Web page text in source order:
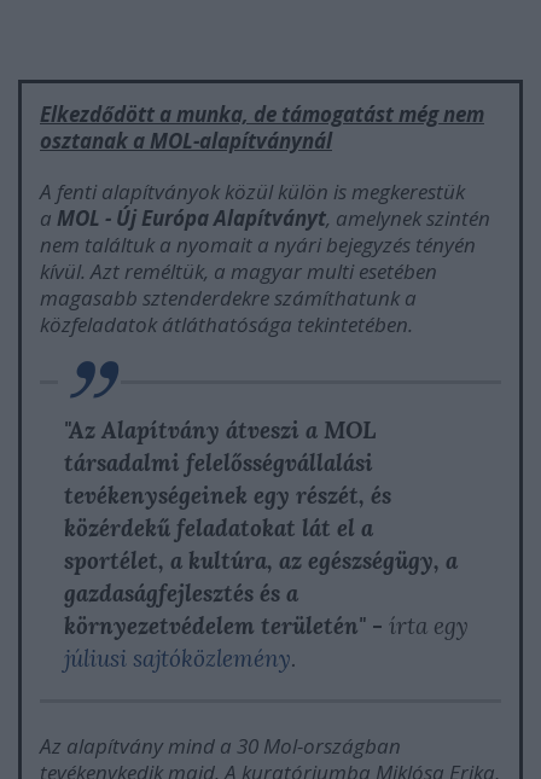
Elkezdődött a munka, de támogatást még nem
osztanak a MOL-alapítványnál
A fenti alapítványok közül külön is megkerestük
a MOL - Új Európa Alapítványt, amelynek szintén
nem találtuk a nyomait a nyári bejegyzés tényén
kívül. Azt reméltük, a magyar multi esetében
magasabb sztenderdekre számíthatunk a
közfeladatok átláthatósága tekintetében.
"Az Alapítvány átveszi a MOL
társadalmi felelősségvállalási
tevékenységeinek egy részét, és
közérdekű feladatokat lát el a
sportélet, a kultúra, az egészségügy, a
gazdaságfejlesztés és a
környezetvédelem területén" - írta egy
júliusi sajtóközlemény.
Az alapítvány mind a 30 Mol-országban
tevékenykedik majd. A kuratóriumba Miklósa Erika,